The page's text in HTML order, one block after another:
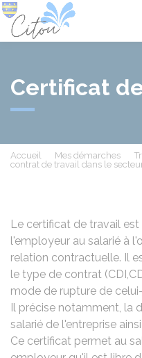
Certificat
Accueil Mes démarches
contrat de travail dans le
Le certificat de travail
l'employeur au salarié à
relation contractuelle. Il
le type de contrat (CDI,
mode de rupture de
Il précise notamment, la
salarié de l'entreprise
Ce certificat permet au